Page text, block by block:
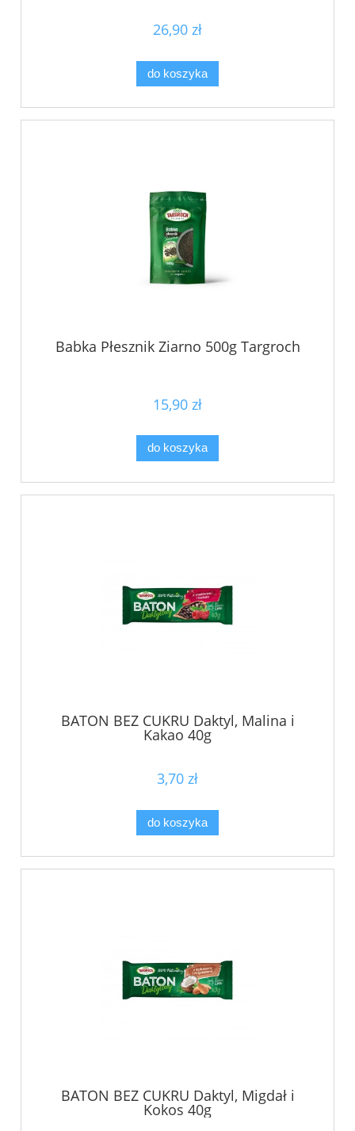
26,90 zł
do koszyka
Babka Płesznik Ziarno 500g Targroch
15,90 zł
do koszyka
BATON BEZ CUKRU Daktyl, Malina i
Kakao 40g
3,70 zł
do koszyka
BATON BEZ CUKRU Daktyl, Migdał i
Kokos 40g